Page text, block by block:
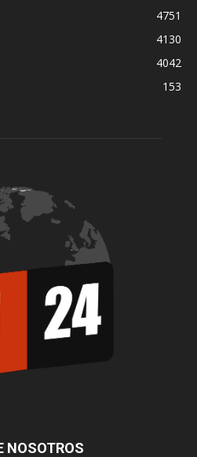
4751
4130
4042
153
NOSOTROS